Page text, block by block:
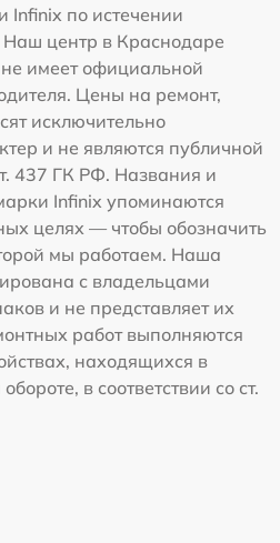
Infinix по истечении
Наш центр в Краснодаре
имеет официальной
Цены на ремонт,
исключительно
и не являются публичной
437 ГК РФ. Названия и
Infinix упоминаются
целях — чтобы обозначить
мы работаем. Наша
с владельцами
и не представляет их
работ выполняются
находящихся в
в соответствии со ст.